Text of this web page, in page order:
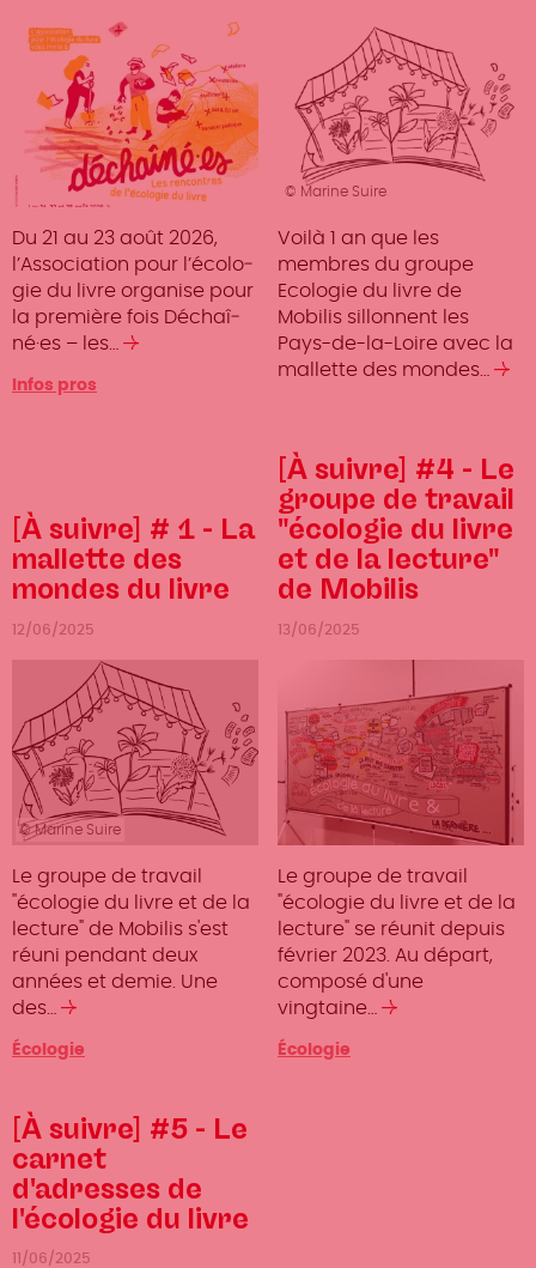
Du 21 au 23 août 2026,
l’As­so­cia­tion pour l’éco­lo­
gie du livre orga­nise pour
la première fois Déchaî­
né·es – les…
Infos pros
© Marine Suire
Voilà 1 an que les
membres du groupe
Ecologie du livre de
Mobilis sillonnent les
Pays-de-la-Loire avec la
mallette des mondes…
[À suivre] # 1 - La
mallette des
mondes du livre
12/06/2025
© Marine Suire
Le groupe de travail
"écologie du livre et de la
lecture" de Mobilis s'est
réuni pendant deux
années et demie. Une
des…
suite
Catégorie
Écologie
[À suivre] #4 - Le
groupe de travail
"écologie du livre
et de la lecture"
de Mobilis
13/06/2025
Le groupe de travail
"écologie du livre et de la
lecture" se réunit depuis
février 2023. Au départ,
composé d'une
vingtaine…
Catégorie
Écologie
[À suivre] #5 - Le
carnet
d'adresses de
l'écologie du livre
11/06/2025